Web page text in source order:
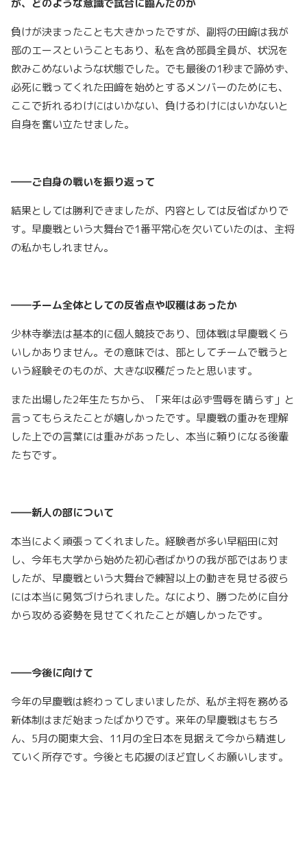
が、どのような意識で試合に臨んだのか
負けが決まったことも大きかったですが、副将の田﨑は我が
部のエースということもあり、私を含め部員全員が、状況を
飲みこめないような状態でした。でも最後の1秒まで諦めず、
必死に戦ってくれた田﨑を始めとするメンバーのためにも、
ここで折れるわけにはいかない、負けるわけにはいかないと
自身を奮い立たせました。
――ご自身の戦いを振り返って
結果としては勝利できましたが、内容としては反省ばかりで
す。早慶戦という大舞台で1番平常心を欠いていたのは、主将
の私かもしれません。
――チーム全体としての反省点や収穫はあったか
少林寺拳法は基本的に個人競技であり、団体戦は早慶戦くら
いしかありません。その意味では、部としてチームで戦うと
いう経験そのものが、大きな収穫だったと思います。
また出場した2年生たちから、「来年は必ず雪辱を晴らす」と
言ってもらえたことが嬉しかったです。早慶戦の重みを理解
した上での言葉には重みがあったし、本当に頼りになる後輩
たちです。
――新人の部について
本当によく頑張ってくれました。経験者が多い早稲田に対
し、今年も大学から始めた初心者ばかりの我が部ではありま
したが、早慶戦という大舞台で練習以上の動きを見せる彼ら
には本当に勇気づけられました。なにより、勝つために自分
から攻める姿勢を見せてくれたことが嬉しかったです。
――今後に向けて
今年の早慶戦は終わってしまいましたが、私が主将を務める
新体制はまだ始まったばかりです。来年の早慶戦はもちろ
ん、5月の関東大会、11月の全日本を見据えて今から精進し
ていく所存です。今後とも応援のほど宜しくお願いします。